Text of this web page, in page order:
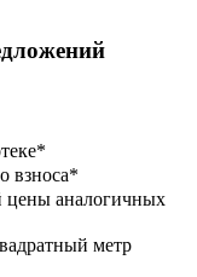
взноса*
цены аналогичных
метр